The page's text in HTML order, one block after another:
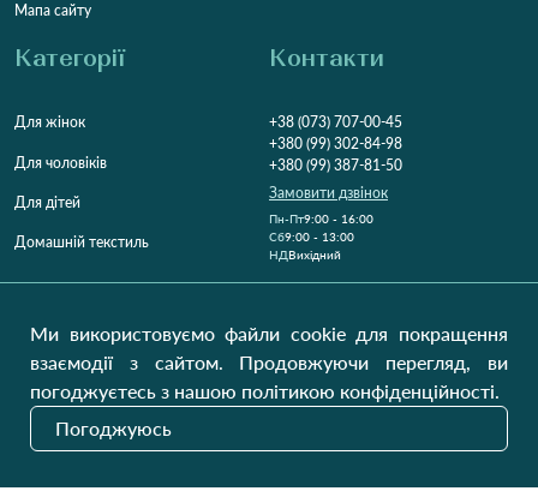
Мапа сайту
Категорії
Для жінок
Для чоловіків
Для дітей
Домашній текстиль
Контакти
+38 (073) 707-00-45
+380 (99) 302-84-98
+380 (99) 387-81-50
Замовити дзвінок
Пн-Пт9:00 - 16:00
Cб9:00 - 13:00
НДВихідний
Наші оновлення
Ми використовуємо файли cookie для покращення
взаємодії з сайтом. Продовжуючи перегляд, ви
погоджуєтесь з нашою політикою конфіденційності.
Погоджуюсь